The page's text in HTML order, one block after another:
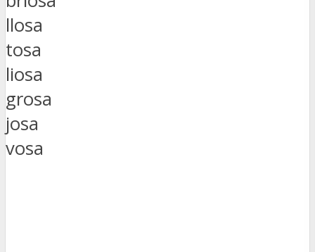
llosa
tosa
liosa
grosa
josa
vosa